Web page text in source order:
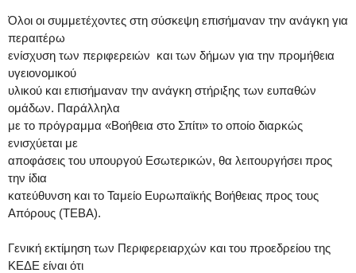
Όλοι οι συμμετέχοντες στη σύσκεψη επισήμαναν την ανάγκη για
περαιτέρω
ενίσχυση των περιφερειών και των δήμων για την προμήθεια
υγειονομικού
υλικού και επισήμαναν την ανάγκη στήριξης των ευπαθών
ομάδων. Παράλληλα
με το πρόγραμμα «Βοήθεια στο Σπίτι» το οποίο διαρκώς
ενισχύεται με
αποφάσεις του υπουργού Εσωτερικών, θα λειτουργήσει προς
την ίδια
κατεύθυνση και το Ταμείο Ευρωπαϊκής Βοήθειας προς τους
Απόρους (ΤΕΒΑ).
Γενική εκτίμηση των Περιφερειαρχών και του προεδρείου της
ΚΕΔΕ είναι ότι